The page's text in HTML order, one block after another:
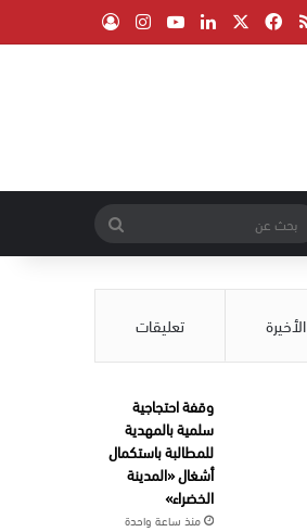
ملخص الموقع RSS
فيسبوك لينكدإن ‫YouTube
انستقرام
عن
الأخيرة تعليقات
وقفة احتجاجية
سلمية بالمهدية
للمطالبة باستكمال
أشغال «المدينة
الخضراء»
منذ ساعة واحدة